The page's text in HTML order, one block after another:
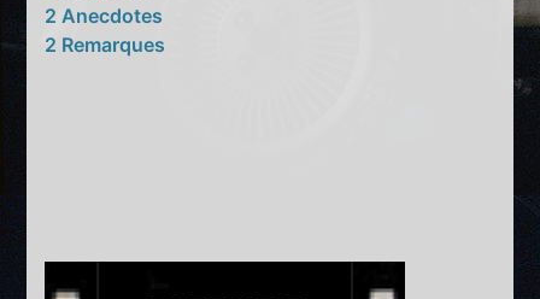
2 Anecdotes
2 Remarques